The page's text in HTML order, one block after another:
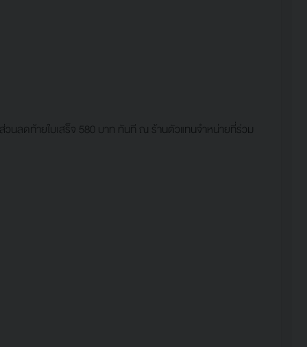
นลดท้ายใบเสร็จ 580 บาท ทันที ณ ร้านตัวแทนจำหน่ายที่ร่วม